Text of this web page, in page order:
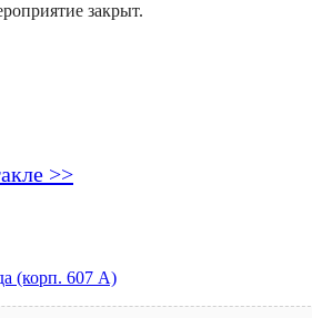
закрыт.
>>
(корп. 607 A)